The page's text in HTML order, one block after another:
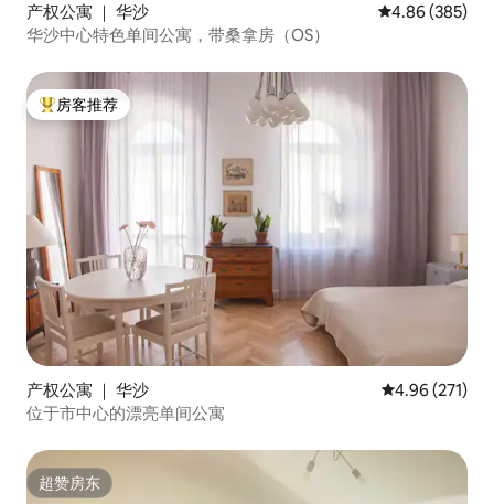
产权公寓 ｜ 华沙 平均评分 4.86
4.86 (385)
华沙中心特色单间公寓，带桑拿房（OS）
热门「房客推荐」
房客推荐
产权公寓 ｜ 华沙 平均评分 4.96
4.96 (271)
位于市中心的漂亮单间公寓
超赞房东
超赞房东